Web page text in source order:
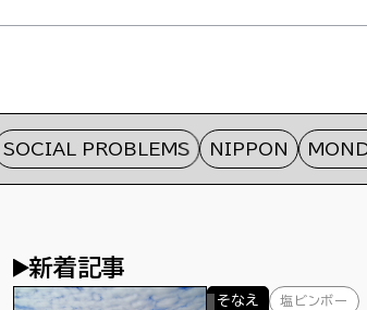
PROBLEMS NIPPON MONDAI
新着記事
そなえ 塩ビンボー